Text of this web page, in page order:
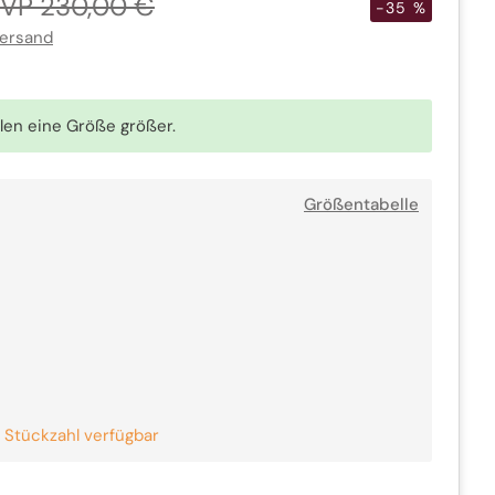
zu
scrollen
-35 %
eine Größe größer.
Größentabelle
verfügbar